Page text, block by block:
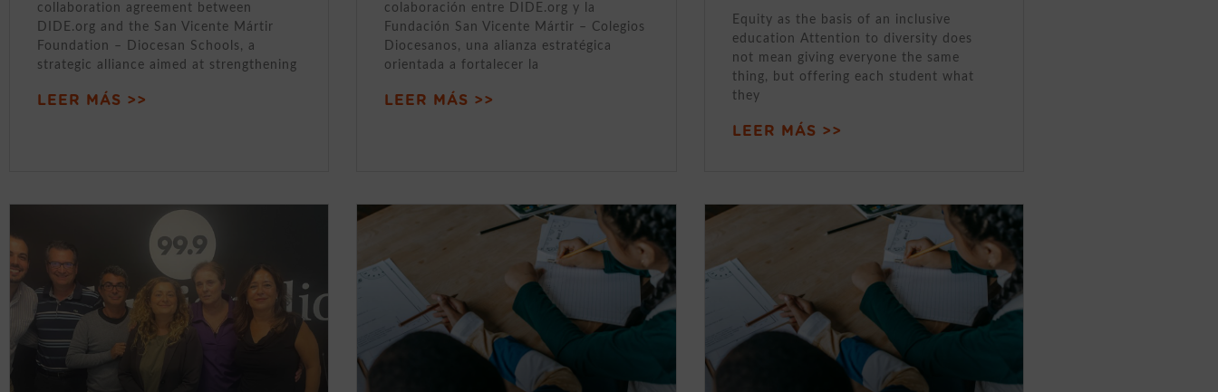
collaboration agreement between
DIDE.org and the San Vicente Mártir
Foundation – Diocesan Schools, a
strategic alliance aimed at strengthening
LEER MÁS >>
colaboración entre DIDE.org y la
Fundación San Vicente Mártir – Colegios
Diocesanos, una alianza estratégica
orientada a fortalecer la
LEER MÁS >>
Equity as the basis of an inclusive
education Attention to diversity does
not mean giving everyone the same
thing, but offering each student what
they
LEER MÁS >>